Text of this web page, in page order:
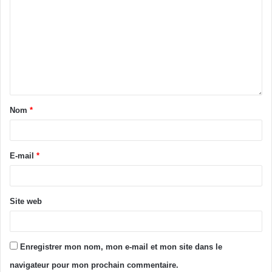
Nom *
E-mail *
Site web
Enregistrer mon nom, mon e-mail et mon site dans le
navigateur pour mon prochain commentaire.